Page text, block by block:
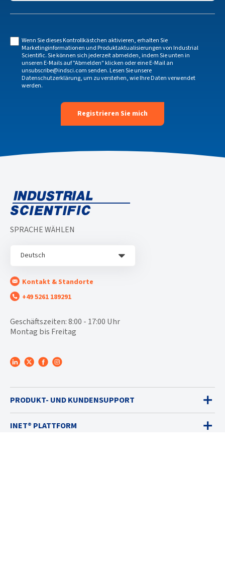
Wenn Sie dieses Kontrollkästchen aktivieren, erhalten Sie
Marketinginformationen und Produktaktualisierungen von Industrial
Scientific. Sie können sich jederzeit abmelden, indem Sie unten in
unseren E-Mails auf "Abmelden" klicken oder eine E-Mail an
unsubscribe@indsci.comsenden. Lesen Sie unsere
Datenschutzerklärung, um zu verstehen, wie Ihre Daten verwendet
werden.
SPRACHE WÄHLEN
Deutsch
Kontakt & Standorte
+49 5261 189291
Geschäftszeiten: 8:00 - 17:00 Uhr
Montag bis Freitag
PRODUKT- UND KUNDENSUPPORT
INET® PLATTFORM